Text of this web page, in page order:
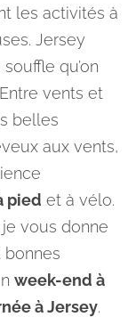
les activités à
Jersey
qu’on
vents et
belles
aux vents,
pied et à vélo.
vous donne
bonnes
week-end à
à Jersey.